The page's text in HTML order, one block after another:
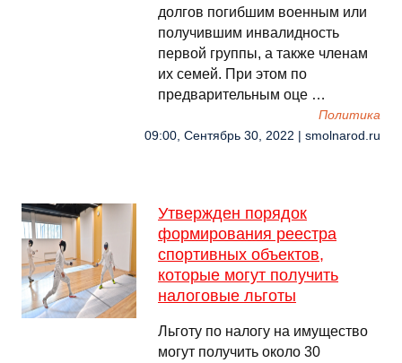
долгов погибшим военным или
получившим инвалидность
первой группы, а также членам
их семей. При этом по
предварительным оце …
Политика
09:00, Сентябрь 30, 2022 | smolnarod.ru
Утвержден порядок
формирования реестра
спортивных объектов,
которые могут получить
налоговые льготы
Льготу по налогу на имущество
могут получить около 30